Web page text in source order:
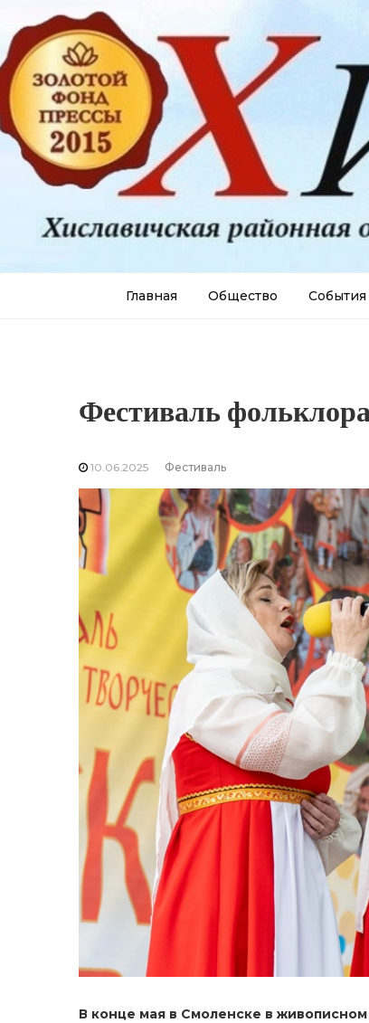
Главная Общество События
Фестиваль
10.06.2025 Фестиваль
В конце мая в Смоленске в